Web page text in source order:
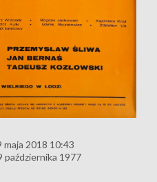
maja 2018 10:43
października 1977